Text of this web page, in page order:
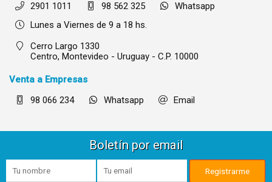
2901 1011
98 562 325
Whatsapp
Lunes a Viernes de 9 a 18 hs.
Cerro Largo 1330
Centro, Montevideo - Uruguay - C.P. 10000
Venta a Empresas
98 066 234
Whatsapp Email
Boletín por email